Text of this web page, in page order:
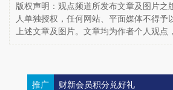
版权声明：观点频道所发布文章及图片
人单独授权，任何网站、平面媒体不得
上述文章及图片。文章均为作者个人观点
推广 财新会员积分兑好礼